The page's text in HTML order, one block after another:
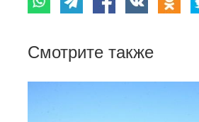
Смотрите также